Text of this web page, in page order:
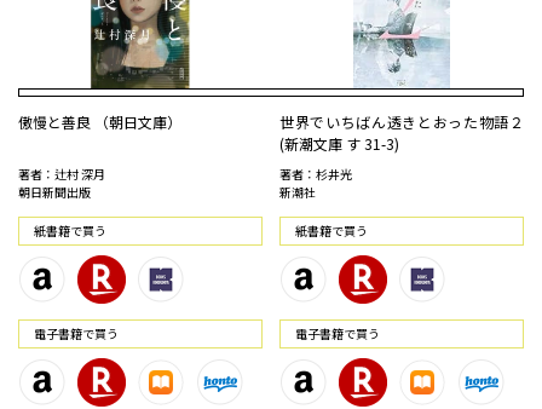
傲慢と善良 （朝日文庫）
著者：辻村 深月
朝日新聞出版
紙書籍で買う
電⼦書籍で買う
世界でいちばん透きとおった物語２
(新潮文庫 す 31-3)
著者：杉井光
新潮社
紙書籍で買う
電⼦書籍で買う